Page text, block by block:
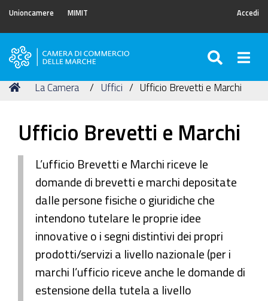
Unioncamere MIMIT Accedi
Camera
Commercio
Tu
Home
La Camera Uffici Ufficio Brevetti e Marchi
Ufficio Brevetti e Marchi
L’ufficio Brevetti e Marchi riceve le
domande di brevetti e marchi depositate
dalle persone fisiche o giuridiche che
intendono tutelare le proprie idee
innovative o i segni distintivi dei propri
prodotti/servizi a livello nazionale (per i
marchi l’ufficio riceve anche le domande di
estensione della tutela a livello